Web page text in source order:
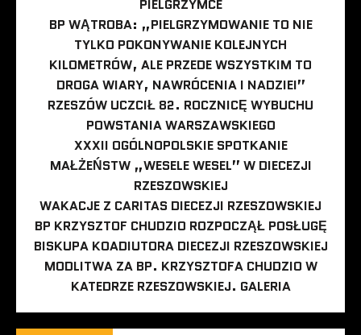
PIELGRZYMCE
BP WĄTROBA: „PIELGRZYMOWANIE TO NIE
TYLKO POKONYWANIE KOLEJNYCH
KILOMETRÓW, ALE PRZEDE WSZYSTKIM TO
DROGA WIARY, NAWRÓCENIA I NADZIEI”
RZESZÓW UCZCIŁ 82. ROCZNICĘ WYBUCHU
POWSTANIA WARSZAWSKIEGO
XXXII OGÓLNOPOLSKIE SPOTKANIE
MAŁŻEŃSTW „WESELE WESEL” W DIECEZJI
RZESZOWSKIEJ
WAKACJE Z CARITAS DIECEZJI RZESZOWSKIEJ
BP KRZYSZTOF CHUDZIO ROZPOCZĄŁ POSŁUGĘ
BISKUPA KOADIUTORA DIECEZJI RZESZOWSKIEJ
MODLITWA ZA BP. KRZYSZTOFA CHUDZIO W
KATEDRZE RZESZOWSKIEJ. GALERIA